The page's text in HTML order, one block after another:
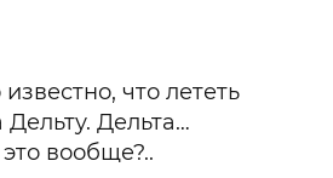
что лететь
Дельта…
вообще?..